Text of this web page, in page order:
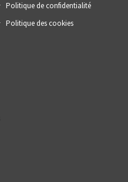
Politique de confidentialité
Politique des cookies